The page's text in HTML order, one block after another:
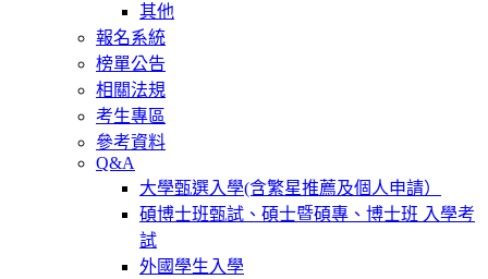
其他
報名系統
榜單公告
相關法規
考生專區
參考資料
Q&A
大學甄選入學(含繁星推薦及個人申請）
碩博士班甄試、碩士暨碩專、博士班 入學考
試
外國學生入學